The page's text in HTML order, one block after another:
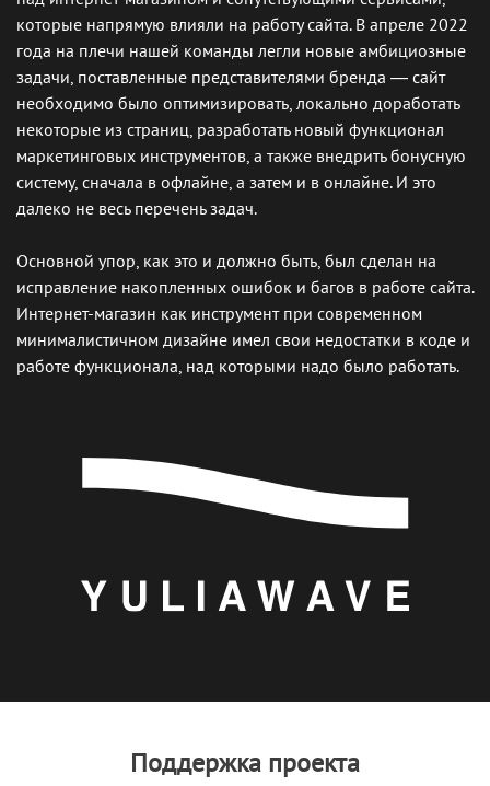
которые напрямую влияли на работу сайта. В апреле 2022
года на плечи нашей команды легли новые амбициозные
задачи, поставленные представителями бренда — сайт
необходимо было оптимизировать, локально доработать
некоторые из страниц, разработать новый функционал
маркетинговых инструментов, а также внедрить бонусную
систему, сначала в офлайне, а затем и в онлайне. И это
далеко не весь перечень задач.
Основной упор, как это и должно быть, был сделан на
исправление накопленных ошибок и багов в работе сайта.
Интернет-магазин как инструмент при современном
минималистичном дизайне имел свои недостатки в коде и
работе функционала, над которыми надо было работать.
Поддержка проекта